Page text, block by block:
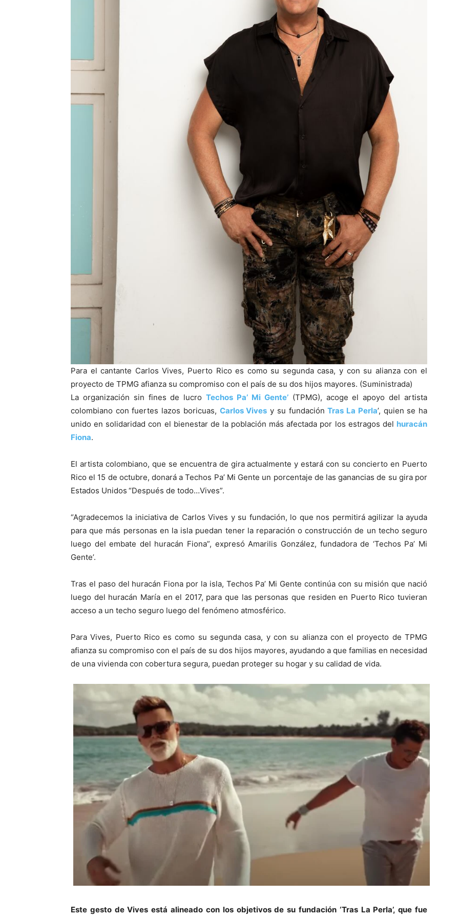
Para el cantante Carlos Vives, Puerto Rico es como su segunda casa, y con su alianza con el
proyecto de TPMG afianza su compromiso con el país de su dos hijos mayores. (Suministrada)
La organización sin fines de lucroTechos Pa’ Mi Gente’(TPMG), acoge el apoyo del artista
colombiano con fuertes lazos boricuas, Carlos Vives y su fundaciónTras La Perla’, quien se ha
unido en solidaridad con el bienestar de la población más afectada por los estragos del huracán
Fiona.
El artista colombiano, que se encuentra de gira actualmente y estará con su concierto en Puerto
Rico el 15 de octubre, donará a Techos Pa’ Mi Gente un porcentaje de las ganancias de su gira por
Estados Unidos “Después de todo…Vives”.
“Agradecemos la iniciativa de Carlos Vives y su fundación, lo que nos permitirá agilizar la ayuda
para que más personas en la isla puedan tener la reparación o construcción de un techo seguro
luego del embate del huracán Fiona”, expresó Amarilis González, fundadora de ‘Techos Pa’ Mi
Gente’.
Tras el paso del huracán Fiona por la isla, Techos Pa’ Mi Gente continúa con su misión que nació
luego del huracán María en el 2017, para que las personas que residen en Puerto Rico tuvieran
acceso a un techo seguro luego del fenómeno atmosférico.
Para Vives, Puerto Rico es como su segunda casa, y con su alianza con el proyecto de TPMG
afianza su compromiso con el país de su dos hijos mayores, ayudando a que familias en necesidad
de una vivienda con cobertura segura, puedan proteger su hogar y su calidad de vida.
Este gesto de Vives está alineado con los objetivos de su fundación ‘Tras La Perla’, que fue